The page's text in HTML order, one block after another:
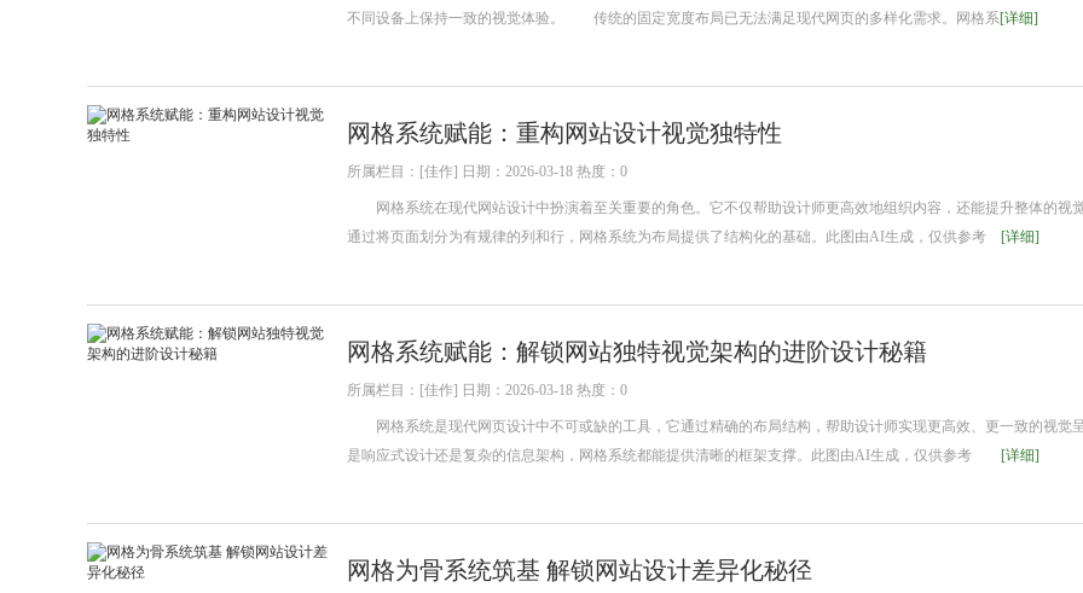
不同设备上保持一致的视觉体验。 传统的固定宽度布局已无法满足现代网页的多样化需求。网格系[详细]
网格系统赋能：重构网站设计视觉独特性
所属栏目：[佳作] 日期：2026-03-18 热度：0
网格系统在现代网站设计中扮演着至关重要的角色。它不仅帮助设计师更高效地组织内容，还能提升整体的视觉
通过将页面划分为有规律的列和行，网格系统为布局提供了结构化的基础。此图由AI生成，仅供参考 [详细]
网格系统赋能：解锁网站独特视觉架构的进阶设计秘籍
所属栏目：[佳作] 日期：2026-03-18 热度：0
网格系统是现代网页设计中不可或缺的工具，它通过精确的布局结构，帮助设计师实现更高效、更一致的视觉
是响应式设计还是复杂的信息架构，网格系统都能提供清晰的框架支撑。此图由AI生成，仅供参考 [详细]
网格为骨系统筑基 解锁网站设计差异化秘径